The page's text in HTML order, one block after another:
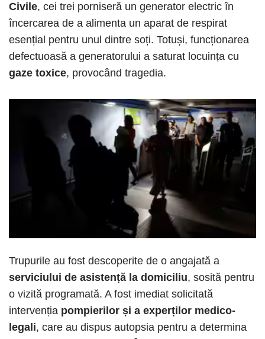
Civile, cei trei porniseră un generator electric în
încercarea de a alimenta un aparat de respirat
esențial pentru unul dintre soți. Totuși, funcționarea
defectuoasă a generatorului a saturat locuința cu
gaze toxice, provocând tragedia.
Trupurile au fost descoperite de o angajată a
serviciului de asistență la domiciliu, sosită pentru
o vizită programată. A fost imediat solicitată
intervenția pompierilor și a experților medico-
legali, care au dispus autopsia pentru a determina